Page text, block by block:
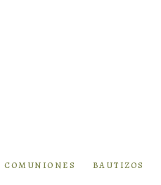
comuniones bautizos